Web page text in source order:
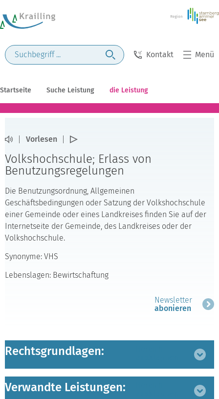
Kontakt Menü
Startseite Suche Leistung die Leistung
Vorlesen
Volkshochschule; Erlass von
Benutzungsregelungen
Die Benutzungsordnung, Allgemeinen
Geschäftsbedingungen oder Satzung der Volkshochschule
einer Gemeinde oder eines Landkreises finden Sie auf der
Internetseite der Gemeinde, des Landkreises oder der
Volkshochschule.
Synonyme: VHS
Lebenslagen: Bewirtschaftung
Newsletter
abonieren
Rechtsgrundlagen:
Verwandte Leistungen: